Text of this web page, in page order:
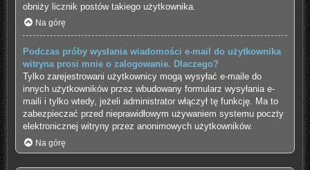
obniży licznik postów takiego użytkownika.
Na górę
Podczas próby wysłania wiadomości e-mail do użytkownika
witryna prosi mnie o zalogowanie. Dlaczego?
Tylko zarejestrowani użytkownicy mogą wysyłać e-maile do
innych użytkowników przez wbudowany formularz wysyłania e-
maili i tylko wtedy, jeżeli administrator włączył tę funkcję. Ma to
zabezpieczać przed nieprawidłowym używaniem systemu poczty
elektronicznej witryny przez anonimowych użytkowników.
Na górę